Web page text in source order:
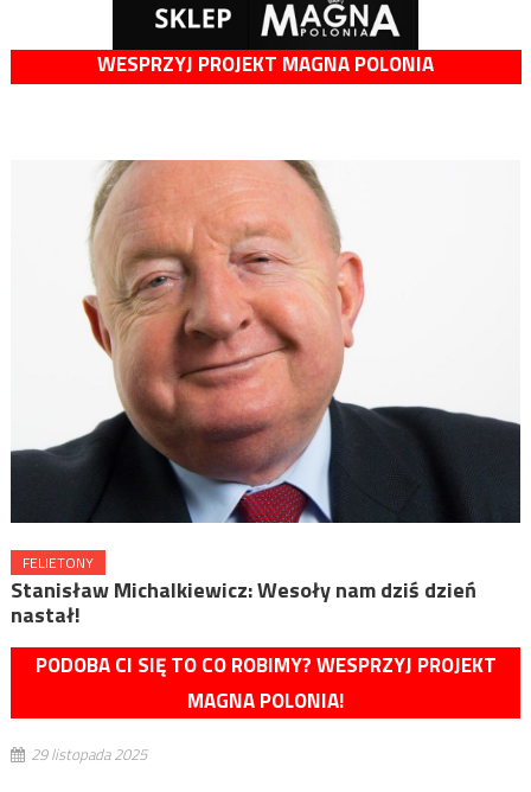
WESPRZYJ PROJEKT MAGNA POLONIA
FELIETONY
Stanisław Michalkiewicz: Wesoły nam dziś dzień
nastał!
PODOBA CI SIĘ TO CO ROBIMY? WESPRZYJ PROJEKT
MAGNA POLONIA!
29 listopada 2025